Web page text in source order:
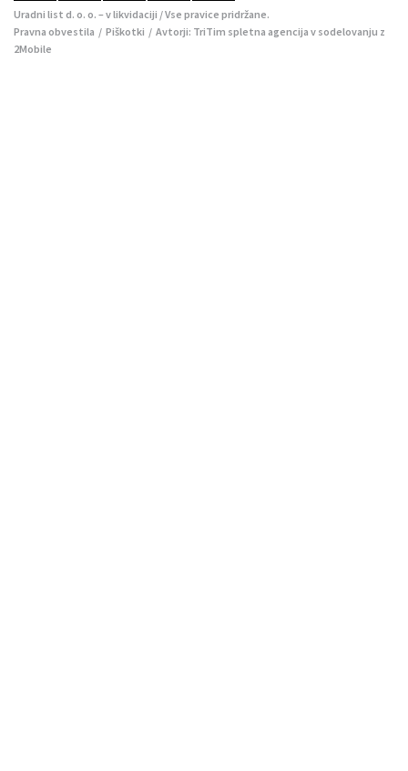
Uradni list d. o. o. – v likvidaciji / Vse pravice pridržane.
Pravna obvestila / Piškotki / Avtorji: TriTim spletna agencija v sodelovanju z
2Mobile